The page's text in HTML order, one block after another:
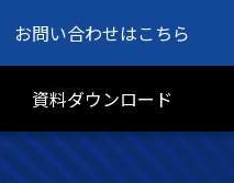
会社概要 お知らせ
採用情報 サステナビリティ
お問い合わせはこちら
資料ダウンロード